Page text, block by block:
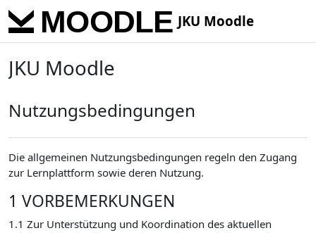
Skip to main content
JKU Moodle
JKU Moodle
Nutzungsbedingungen
Die allgemeinen Nutzungsbedingungen regeln den Zugang
zur Lernplattform sowie deren Nutzung.
1 VORBEMERKUNGEN
1.1 Zur Unterstützung und Koordination des aktuellen